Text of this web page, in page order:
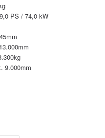
PS / 74,0 kW
9.000mm